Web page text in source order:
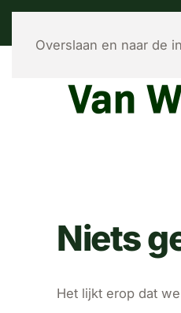
Overslaan en naar de
Niets
Het lijkt erop dat